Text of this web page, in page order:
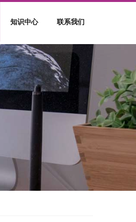
知识中心 联系我们